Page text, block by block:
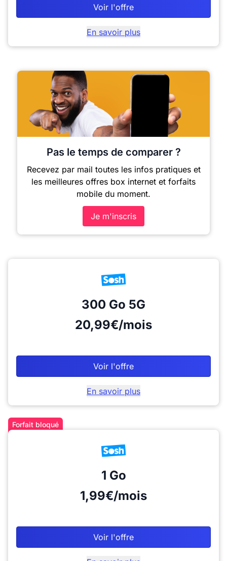
Voir l'offre
En savoir plus
Pas le temps de comparer ?
Recevez par mail toutes les infos pratiques et
les meilleures offres box internet et forfaits
mobile du moment.
Je m'inscris
300 Go 5G
20,99€/mois
Voir l'offre
En savoir plus
Forfait bloqué
1 Go
1,99€/mois
Voir l'offre